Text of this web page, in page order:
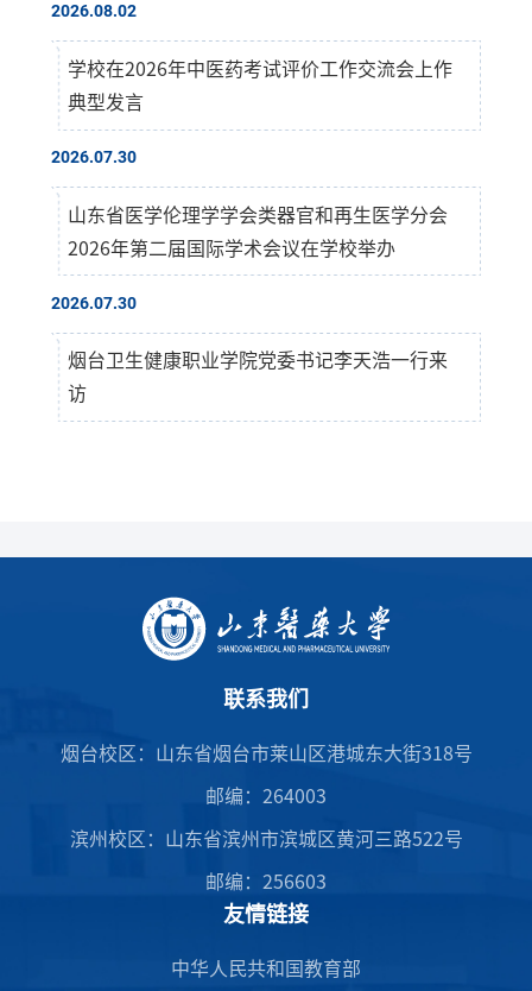
2026.08.02
学校在2026年中医药考试评价工作交流会上作
典型发言
2026.07.30
山东省医学伦理学学会类器官和再生医学分会
2026年第二届国际学术会议在学校举办
2026.07.30
烟台卫生健康职业学院党委书记李天浩一行来
访
联系我们
烟台校区：山东省烟台市莱山区港城东大街318号
邮编：264003
滨州校区：山东省滨州市滨城区黄河三路522号
邮编：256603
友情链接
中华人民共和国教育部